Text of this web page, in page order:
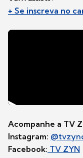
+ Se inscreva no
Acompanhe a TV
Instagram:
Facebook: TV ZYN